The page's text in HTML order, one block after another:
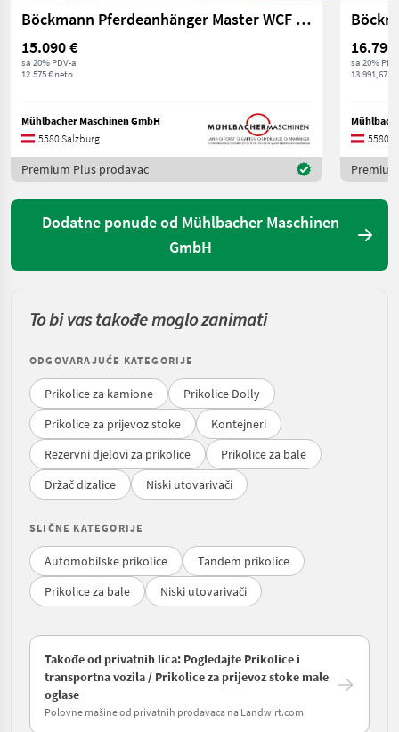
Böckmann Pferdeanhänger Master WCF 70 Aktionsmodell
15.090 €
sa 20% PDV-a
12.575 € neto
Mühlbacher Maschinen GmbH
5580 Salzburg
Premium Plus prodavac
16.790
sa 20%
13.991,67 €
5580
Dodatne ponude od Mühlbacher Maschinen
GmbH
To bi vas takođe moglo zanimati
ODGOVARAJUĆE KATEGORIJE
Prikolice za kamione
Prikolice Dolly
Prikolice za prijevoz stoke
Kontejneri
Rezervni djelovi za prikolice
Prikolice za bale
Držač dizalice
Niski utovarivači
SLIČNE KATEGORIJE
Automobilske prikolice
Tandem prikolice
Prikolice za bale
Niski utovarivači
Takođe od privatnih lica: Pogledajte Prikolice i
transportna vozila / Prikolice za prijevoz stoke male
oglase
Polovne mašine od privatnih prodavaca na Landwirt.com